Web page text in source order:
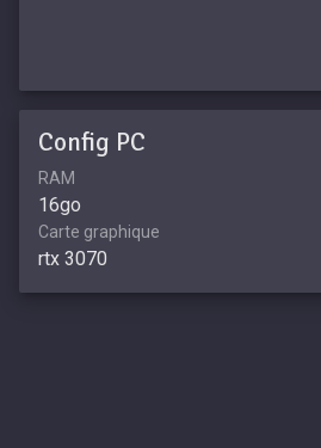
Config PC
RAM
16go
Carte graphique
rtx 3070